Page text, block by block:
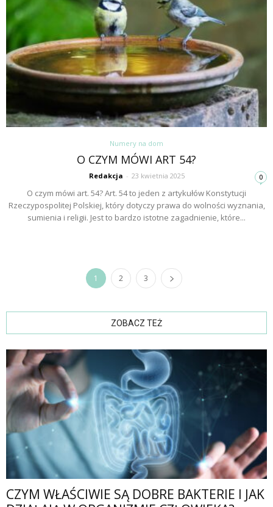
Numery na dom
O CZYM MÓWI ART 54?
Redakcja - 23 kwietnia 2025 0
O czym mówi art. 54? Art. 54 to jeden z artykułów Konstytucji
Rzeczypospolitej Polskiej, który dotyczy prawa do wolności wyznania,
sumienia i religii. Jest to bardzo istotne zagadnienie, które...
1 2 3
ZOBACZ TEŻ
CZYM WŁAŚCIWIE SĄ DOBRE BAKTERIE I JAK